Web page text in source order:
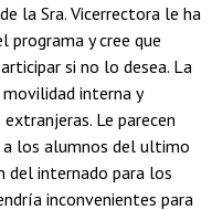
la Sra. Vicerrectora le ha
programa y cree que
si no lo desea. La
interna y
Le parecen
a los alumnos del ultimo
del internado para los
inconvenientes para